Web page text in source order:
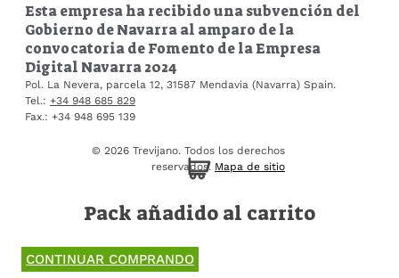
Esta empresa ha recibido una subvención del
Gobierno de Navarra al amparo de la
convocatoria de Fomento de la Empresa
Digital Navarra 2024
Pol. La Nevera, parcela 12, 31587 Mendavia (Navarra) Spain.
Tel.: +34 948 685 829
Fax.: +34 948 695 139
© 2026 Trevijano. Todos los derechos
reservados. Mapa de sitio
Pack añadido al carrito
CONTINUAR COMPRANDO